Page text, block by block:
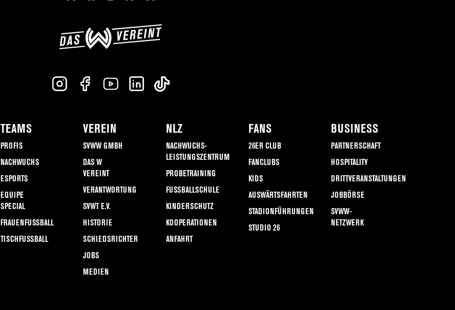
TEAMS
PROFIS
NACHWUCHS
ESPORTS
EQUIPE
SPECIAL
FRAUENFUSSBALL
TISCHFUSSBALL
VEREIN
SVWW GMBH
DAS W
VEREINT
VERANTWORTUNG
SVWT E.V.
HISTORIE
SCHIEDSRICHTER
JOBS
MEDIEN
NLZ
NACHWUCHS-
LEISTUNGSZENTRUM
PROBETRAINING
FUSSBALLSCHULE
KINDERSCHUTZ
KOOPERATIONEN
ANFAHRT
FANS
26ER CLUB
FANCLUBS
KIDS
AUSWÄRTSFAHRTEN
STADIONFÜHRUNGEN
STUDIO 26
BUSINESS
PARTNERSCHAFT
HOSPITALITY
DRITTVERANSTALTUNGEN
JOBBÖRSE
SVWW-
NETZWERK